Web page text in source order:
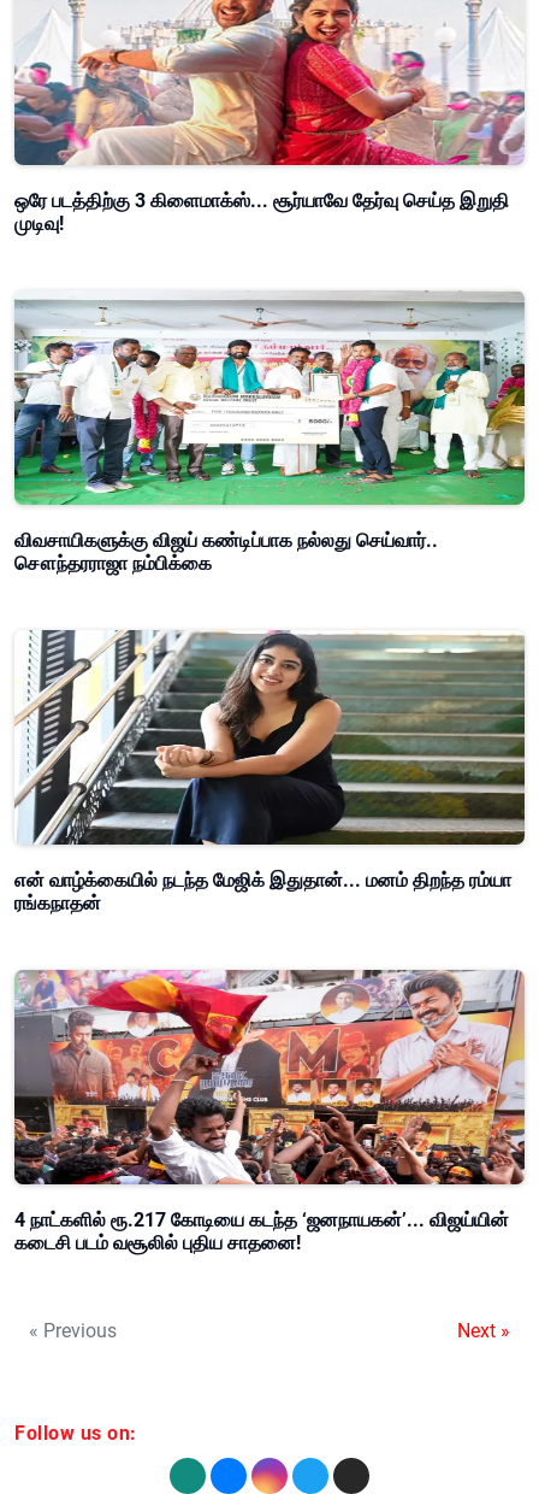
ஒரே படத்திற்கு 3 கிளைமாக்ஸ்... சூர்யாவே தேர்வு செய்த இறுதி
முடிவு!
விவசாயிகளுக்கு விஜய் கண்டிப்பாக நல்லது செய்வார்..
சௌந்தரராஜா நம்பிக்கை
என் வாழ்க்கையில் நடந்த மேஜிக் இதுதான்... மனம் திறந்த ரம்யா
ரங்கநாதன்
4 நாட்களில் ரூ.217 கோடியை கடந்த ‘ஜனநாயகன்’... விஜய்யின்
கடைசி படம் வசூலில் புதிய சாதனை!
« Previous Next »
Follow us on: